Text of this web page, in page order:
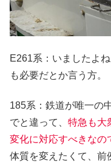
E261系：いましたよ
も必要だとか言う方。
185系：鉄道が唯一の
でと違って、 特急も大
変化に対応すべきなの
体質を変えたくて、前